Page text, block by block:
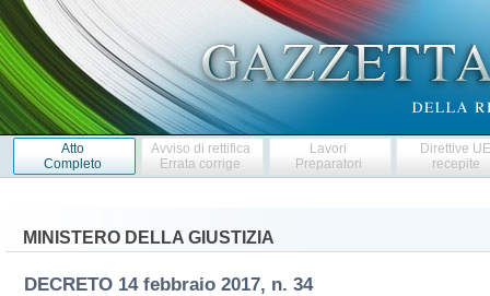
Atto
Completo
Avviso di rettifica
Errata corrige
Lavori
Preparatori
Direttive
recepite
MINISTERO DELLA GIUSTIZIA
DECRETO 14 febbraio 2017, n. 34